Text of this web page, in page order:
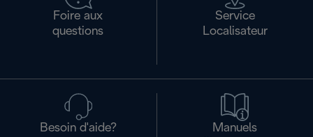
Foire aux
questions
Service
Localisateur
Besoin d'aide?
Manuels